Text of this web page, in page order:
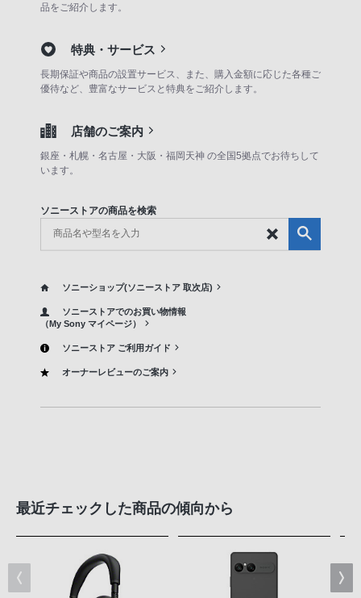
品をご紹介します。
特典・サービス
長期保証や商品の設置サービス、また、購入金額に応じた各種ご
優待など、豊富なサービスと特典をご紹介します。
店舗のご案内
銀座・札幌・名古屋・大阪・福岡天神 の全国5拠点でお待ちして
います。
ソニーストアの商品を検索
ソニーショップ(ソニーストア 取次店)
ソニーストアでのお買い物情報
（My Sony マイページ）
ソニーストア ご利用ガイド
オーナーレビューのご案内
最近チェックした商品の傾向から